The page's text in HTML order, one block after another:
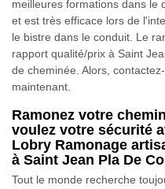
meilleures formations dans le
et est très efficace lors de
le bistre dans le conduit. Le
rapport qualité/prix à Saint
de cheminée. Alors,
maintenant.
Ramonez votre
voulez votre sécurité
Lobry Ramonage
à Saint Jean Pla De
Tout le monde recherche